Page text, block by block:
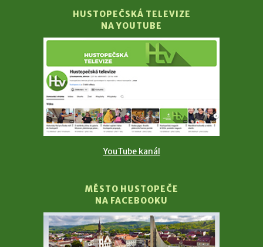
HUSTOPEČSKÁ TELEVIZE
NA YOUTUBE
YouTube kanál
MĚSTO HUSTOPEČE
NA FACEBOOKU